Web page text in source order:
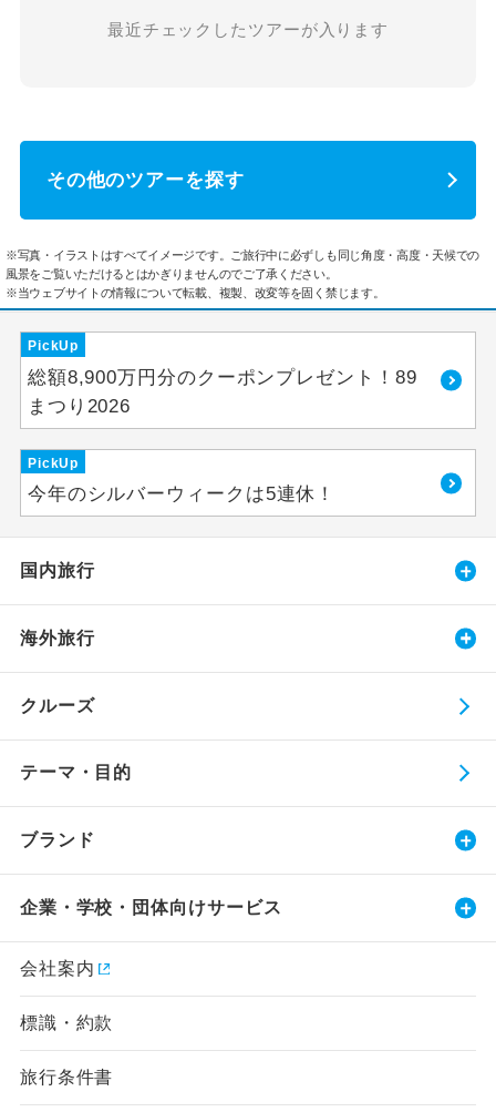
最近チェックしたツアーが入ります
その他のツアーを探す
※写真・イラストはすべてイメージです。ご旅行中に必ずしも同じ角度・高度・天候での
風景をご覧いただけるとはかぎりませんのでご了承ください。
※当ウェブサイトの情報について転載、複製、改変等を固く禁じます。
PickUp
総額8,900万円分のクーポンプレゼント！89
まつり2026
PickUp
今年のシルバーウィークは5連休！
国内旅行
海外旅行
クルーズ
テーマ・目的
ブランド
企業・学校・団体向けサービス
会社案内
標識・約款
旅行条件書